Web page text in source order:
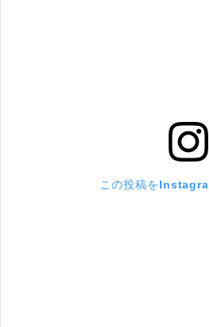
この投稿を